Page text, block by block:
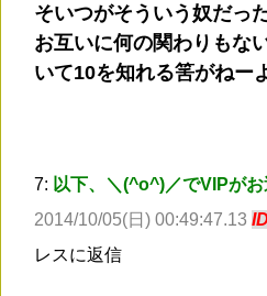
そいつがそういう奴だっ
お互いに何の関わりもな
いて10を知れる筈がねー
7: 以下、＼(^o^)／でVIPが
2014/10/05(日) 00:49:47.13
レスに返信